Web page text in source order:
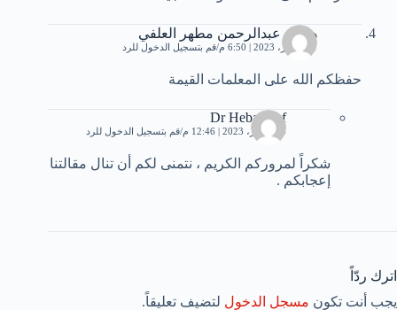
هاشم عبدالرحمن مطهر العلفي
21 فبراير، 2023 | 6:50 م قم بتسجيل الدخول للرد
حفظكم الله على المعلمات القيمة
Dr Heba Atef
24 فبراير، 2023 | 12:46 م قم بتسجيل الدخول للرد
شكراً لمروركم الكريم ، نتمنى لكم أن تنال مقالتنا
إعجابكم .
اترك ردّاً
يجب أنت تكون مسجل الدخول لتضيف تعليقاً.